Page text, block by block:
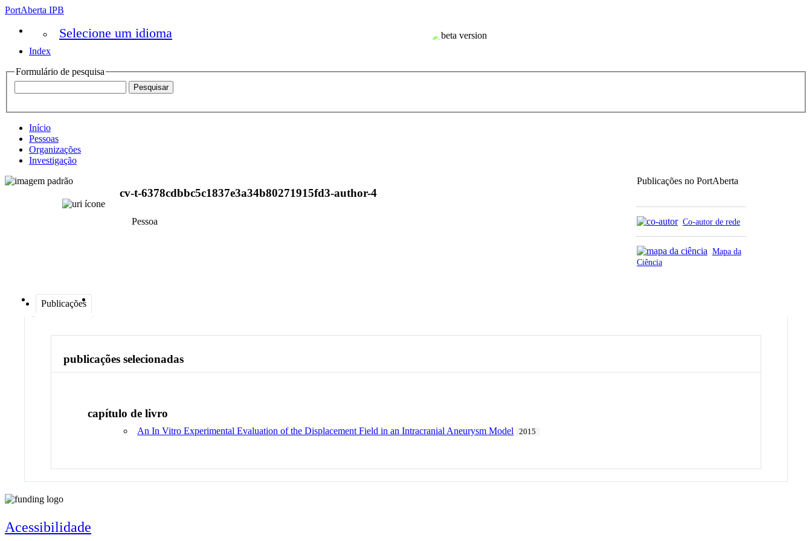
PortAberta IPB
Selecione um idioma
Index
Formulário de pesquisa
Início
Pessoas
Organizações
Investigação
Publicações no PortAberta
Co-autor de rede
Mapa da
Ciência
cv-t-6378cdbbc5c1837e3a34b80271915fd3-author-4
Pessoa
Publicações
publicações selecionadas
capítulo de livro
An In Vitro Experimental Evaluation of the Displacement Field in an Intracranial Aneurysm Model 2015
Acessibilidade